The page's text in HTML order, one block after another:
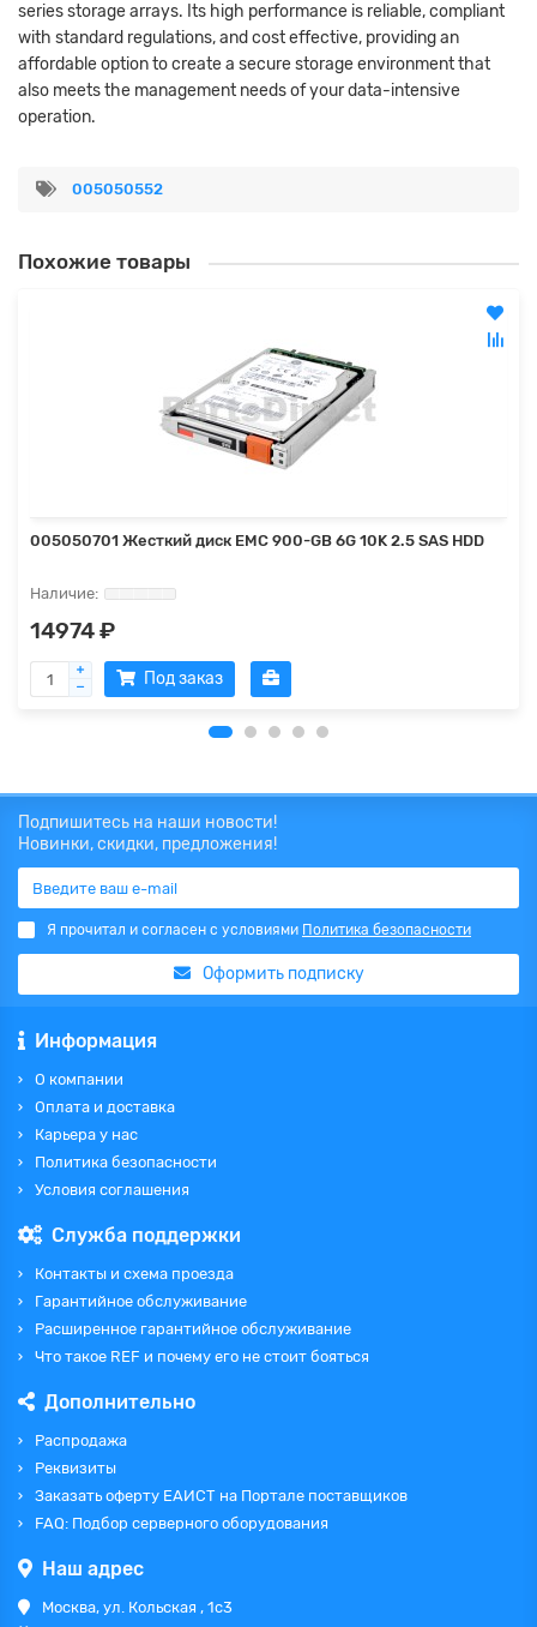
series storage arrays. Its high performance is reliable, compliant
with standard regulations, and cost effective, providing an
affordable option to create a secure storage environment that
also meets the management needs of your data-intensive
operation.
005050552
Похожие товары
005050701 Жесткий диск EMC 900-GB 6G 10K 2.5 SAS HDD
14974 ₽
Под заказ
Подпишитесь на наши новости!
Новинки, скидки, предложения!
Я прочитал и согласен с условиями Политика безопасности
Оформить подписку
Информация
О компании
Оплата и доставка
Карьера у нас
Политика безопасности
Условия соглашения
Служба поддержки
Контакты и схема проезда
Гарантийное обслуживание
Расширенное гарантийное обслуживание
Что такое REF и почему его не стоит бояться
Дополнительно
Распродажа
Реквизиты
Заказать оферту ЕАИСТ на Портале поставщиков
FAQ: Подбор серверного оборудования
Наш адрес
Москва, ул. Кольская , 1с3